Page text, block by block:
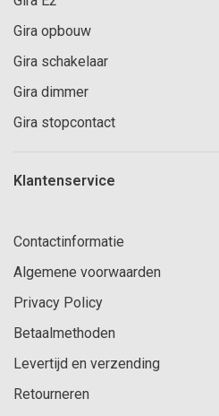
Gira opbouw
Gira schakelaar
Gira dimmer
Gira stopcontact
Klantenservice
Contactinformatie
Algemene voorwaarden
Privacy Policy
Betaalmethoden
Levertijd en verzending
Retourneren